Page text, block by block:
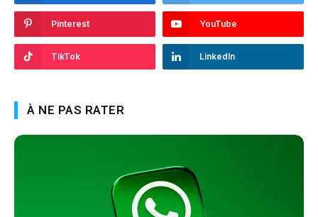
Pinterest YouTube
TikTok LinkedIn
À NE PAS RATER